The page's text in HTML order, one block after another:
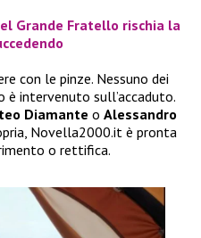
Grande Fratello rischia la
con le pinze. Nessuno dei
intervenuto sull’accaduto.
Diamante o Alessandro
Novella2000.it è pronta
o rettifica.